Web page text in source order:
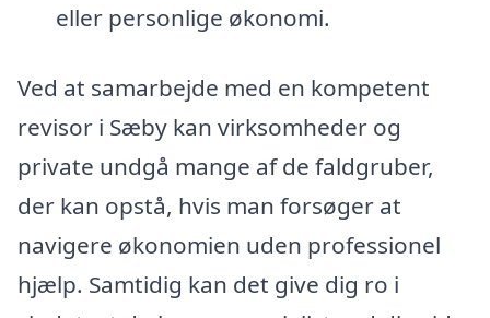
eller personlige økonomi.
Ved at samarbejde med en kompetent
revisor i Sæby kan virksomheder og
private undgå mange af de faldgruber,
der kan opstå, hvis man forsøger at
navigere økonomien uden professionel
hjælp. Samtidig kan det give dig ro i